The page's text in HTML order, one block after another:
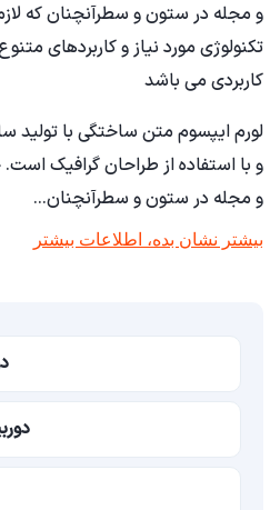
و مجله در ستون و سطرآنچنان که
تکنولوژی مورد نیاز و کاربردهای
کاربردی می باشد
لورم ایپسوم متن ساختگی با تولید
و با استفاده از طراحان گرافیک است.
و مجله در ستون و سطرآنچنان…
بیشتر نشان بده، اطلاعات بیشتر